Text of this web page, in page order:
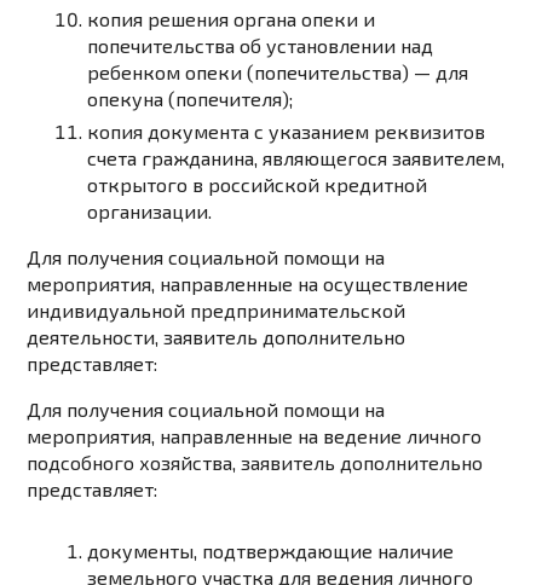
копия решения органа опеки и
попечительства об установлении над
ребенком опеки (попечительства) — для
опекуна (попечителя);
копия документа с указанием реквизитов
счета гражданина, являющегося заявителем,
открытого в российской кредитной
организации.
Для получения социальной помощи на
мероприятия, направленные наосуществление
индивидуальной предпринимательской
деятельности, заявитель дополнительно
представляет:
Для получения социальной помощи на
мероприятия, направленные на ведение личного
подсобного хозяйства, заявитель дополнительно
представляет:
документы, подтверждающие наличие
земельного участка для ведения личного